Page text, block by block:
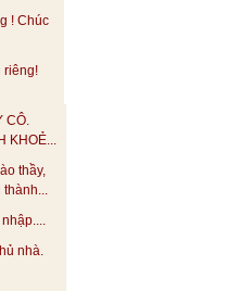
! Chúc
riêng!
CÔ.
KHOẺ...
thầy,
thành...
nhà.